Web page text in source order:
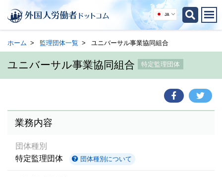
JA
ホーム 監理団体一覧 ユニバーサル事業協同組合
ユニバーサル事業協同組合 特定監理団体
業務内容
団体種別
特定監理団体
団体種別について